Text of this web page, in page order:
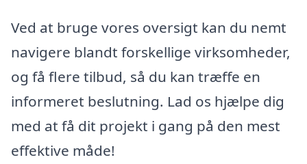
Ved at bruge vores oversigt kan du nemt
navigere blandt forskellige virksomheder,
og få flere tilbud, så du kan træffe en
informeret beslutning. Lad os hjælpe dig
med at få dit projekt i gang på den mest
effektive måde!